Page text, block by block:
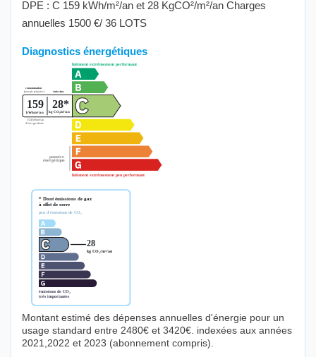
DPE : C 159 kWh/m²/an et 28 KgCO²/m²/an Charges
annuelles 1500 €/ 36 LOTS
Diagnostics énergétiques
Montant estimé des dépenses annuelles d'énergie pour un
usage standard entre 2480€ et 3420€. indexées aux années
2021,2022 et 2023 (abonnement compris).